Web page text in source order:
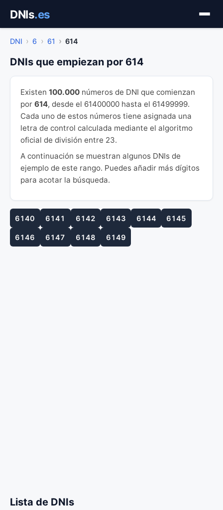
contenido
DNIs.es
DNI 6 61 614
DNIs que empiezan por 614
Existen 100.000 números de DNI que comienzan
por 614, desde el 61400000 hasta el 61499999.
Cada uno de estos números tiene asignada una
letra de control calculada mediante el algoritmo
oficial de división entre 23.
A continuación se muestran algunos DNIs de
ejemplo de este rango. Puedes añadir más dígitos
para acotar la búsqueda.
6140 6141 6142 6143 6144 6145
6146 6147 6148 6149
Lista de DNIs